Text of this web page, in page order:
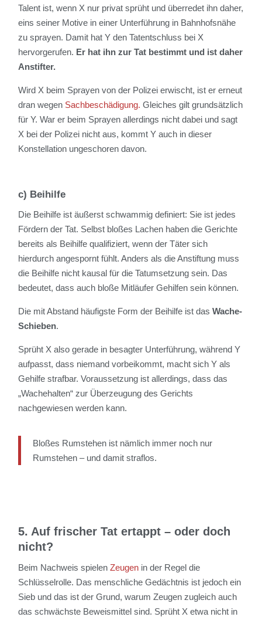
Talent ist, wenn X nur privat sprüht und überredet ihn daher,
eins seiner Motive in einer Unterführung in Bahnhofsnähe
zu sprayen. Damit hat Y den Tatentschluss bei X
hervorgerufen. Er hat ihn zur Tat bestimmt und ist daher
Anstifter.
Wird X beim Sprayen von der Polizei erwischt, ist er erneut
dran wegen Sachbeschädigung. Gleiches gilt grundsätzlich
für Y. War er beim Sprayen allerdings nicht dabei und sagt
X bei der Polizei nicht aus, kommt Y auch in dieser
Konstellation ungeschoren davon.
c) Beihilfe
Die Beihilfe ist äußerst schwammig definiert: Sie ist jedes
Fördern der Tat. Selbst bloßes Lachen haben die Gerichte
bereits als Beihilfe qualifiziert, wenn der Täter sich
hierdurch angespornt fühlt. Anders als die Anstiftung muss
die Beihilfe nicht kausal für die Tatumsetzung sein. Das
bedeutet, dass auch bloße Mitläufer Gehilfen sein können.
Die mit Abstand häufigste Form der Beihilfe ist dasWache-
Schieben.
Sprüht X also gerade in besagter Unterführung, während Y
aufpasst, dass niemand vorbeikommt, macht sich Y als
Gehilfe strafbar. Voraussetzung ist allerdings, dass das
„Wachehalten“ zur Überzeugung des Gerichts
nachgewiesen werden kann.
Bloßes Rumstehen ist nämlich immer noch nur
Rumstehen – und damit straflos.
5. Auf frischer Tat ertappt – oder doch
nicht?
Beim Nachweis spielenZeugen in der Regel die
Schlüsselrolle. Das menschliche Gedächtnis ist jedoch ein
Sieb und das ist der Grund, warum Zeugen zugleich auch
das schwächste Beweismittel sind. Sprüht X etwa nicht in